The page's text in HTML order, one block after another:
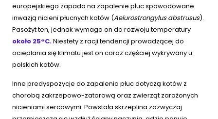
europejskiego zapada na zapalenie płuc spowodowane
inwazją nicieni płucnych kotów (Aelurostrongylus abstrusus).
Pasożyt ten, jednak wymaga on do rozwoju temperatury
około 25°C.Niestety z racji tendencji prowadzącej do
ocieplania się klimatu jest on coraz częściej wykrywany u
polskich kotów.
Inne predyspozycje do zapalenia płuc dotyczą kotów z
chorobą zakrzepowo-zatorową oraz zwierząt zarażonych
nicieniami sercowymi. Powstała skrzeplina zazwyczaj